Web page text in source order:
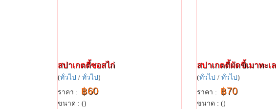
สปาเกตตี้​ซอส​ไก่​
(ทั่วไป / ทั่วไป)
ราคา : ฿60
ขนาด : ()
สปาเกตตี้​ผัด​ขี้เมา​ทะเล​
(ทั่วไป / ทั่วไป)
ราคา : ฿70
ขนาด : ()